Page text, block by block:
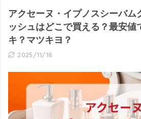
アクセーヌ・イプノスシーバム
ッシュはどこで買える？最安値
キ？マツキヨ？
2025/11/18